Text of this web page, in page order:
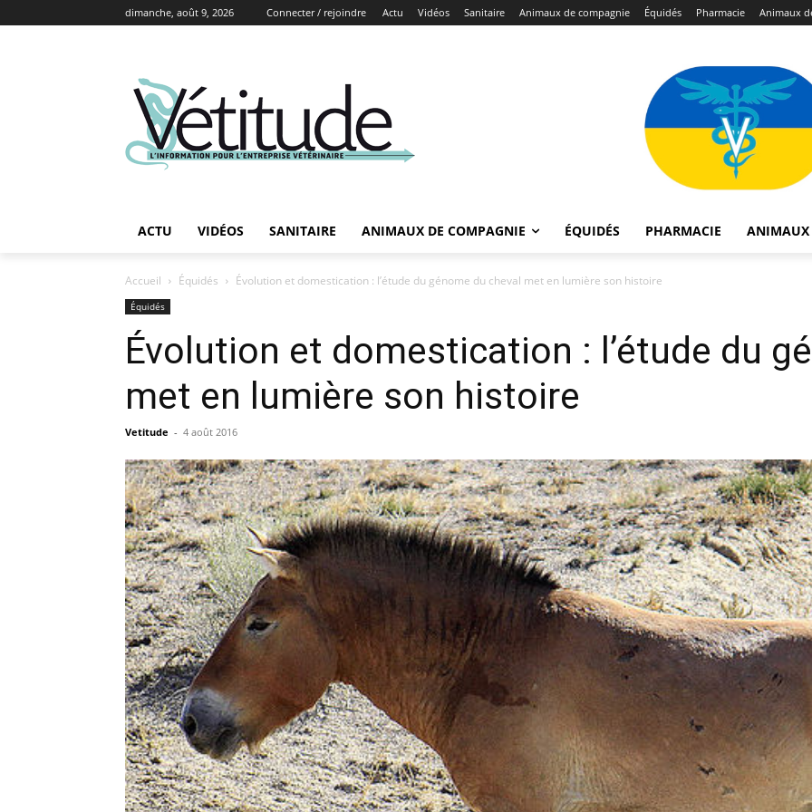
dimanche, août 9, 2026 Connecter / rejoindre Actu Vidéos Sanitaire Animaux de compagnie Équidés Pharmacie Animaux
ACTU VIDÉOS SANITAIRE ANIMAUX DE COMPAGNIE ÉQUIDÉS PHARMACIE ANIMAUX
Accueil Équidés Évolution et domestication : l’étude du génome du cheval met en lumière son histoire
Équidés
Évolution et domestication : l’étude du
met en lumière son histoire
Vetitude - 4 août 2016